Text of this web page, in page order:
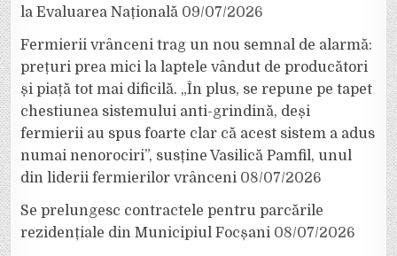
la Evaluarea Națională 09/07/2026
Fermierii vrânceni trag un nou semnal de alarmă:
prețuri prea mici la laptele vândut de producători
și piață tot mai dificilă. „În plus, se repune pe tapet
chestiunea sistemului anti-grindină, deși
fermierii au spus foarte clar că acest sistem a adus
numai nenorociri”, susține Vasilică Pamfil, unul
din liderii fermierilor vrânceni 08/07/2026
Se prelungesc contractele pentru parcările
rezidențiale din Municipiul Focșani 08/07/2026